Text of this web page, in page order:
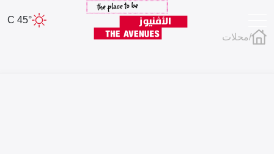
45° C
/محلات